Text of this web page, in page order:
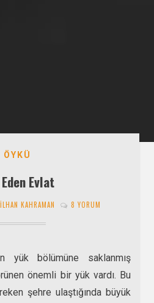
ÖYKÜ
Evlat
İLHAN KAHRAMAN 8 YORUM
yük bölümüne saklanmış
önemli bir yük vardı. Bu
şehre ulaştığında büyük